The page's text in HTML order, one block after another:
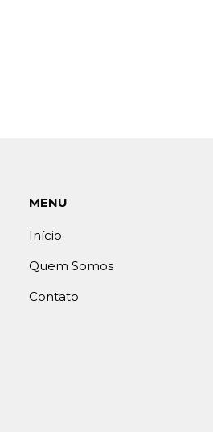
MENU
Início
Quem Somos
Contato